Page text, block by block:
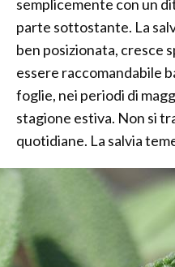
semplicemente con un
parte sottostante. La
ben posizionata, cresce
essere raccomandabile
foglie, nei periodi di
stagione estiva. Non si
quotidiane. La salvia